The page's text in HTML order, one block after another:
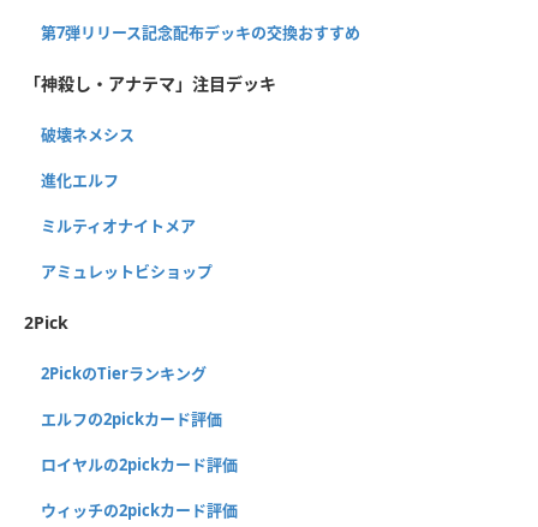
第7弾リリース記念配布デッキの交換おすすめ
「神殺し・アナテマ」注目デッキ
破壊ネメシス
進化エルフ
ミルティオナイトメア
アミュレットビショップ
2Pick
2PickのTierランキング
エルフの2pickカード評価
ロイヤルの2pickカード評価
ウィッチの2pickカード評価